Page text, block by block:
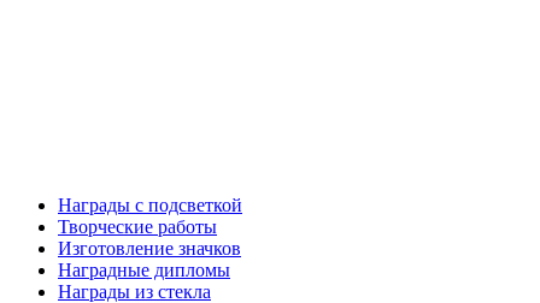
Награды с подсветкой
Творческие работы
Изготовление значков
Наградные дипломы
Награды из стекла